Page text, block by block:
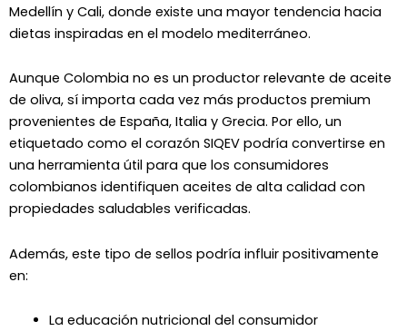
Medellín y Cali, donde existe una mayor tendencia hacia
dietas inspiradas en el modelo mediterráneo.
Aunque Colombia no es un productor relevante de aceite
de oliva, sí importa cada vez más productos premium
provenientes de España, Italia y Grecia. Por ello, un
etiquetado como el corazón SIQEV podría convertirse en
una herramienta útil para que los consumidores
colombianos identifiquen aceites de alta calidad con
propiedades saludables verificadas.
Además, este tipo de sellos podría influir positivamente
en:
La educación nutricional del consumidor